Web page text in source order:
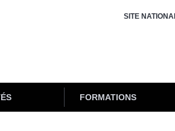
SITE
FORMATIONS